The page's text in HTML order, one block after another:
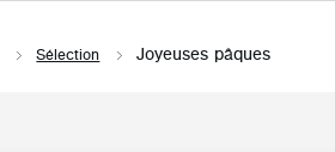
Sélection Joyeuses pâques